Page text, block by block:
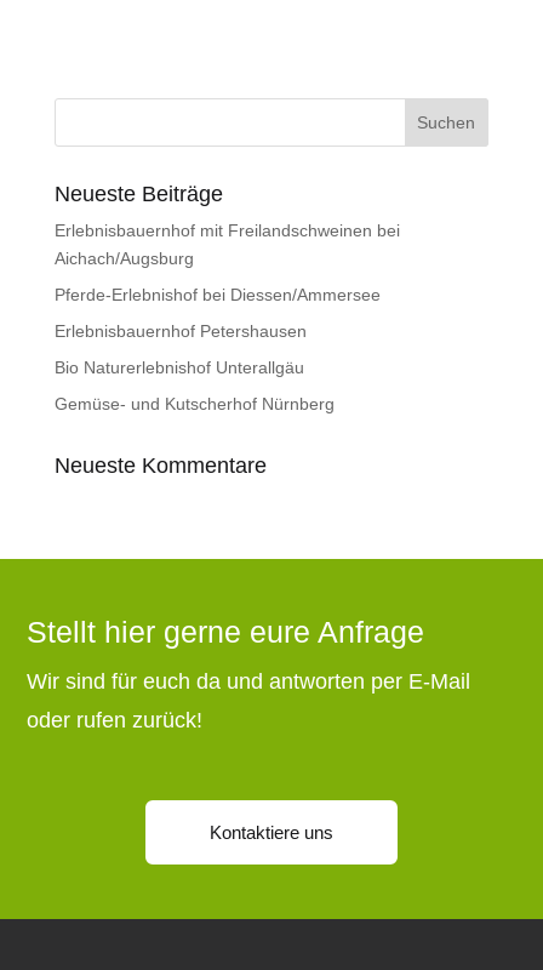
Neueste Beiträge
Erlebnisbauernhof mit Freilandschweinen bei
Aichach/Augsburg
Pferde-Erlebnishof bei Diessen/Ammersee
Erlebnisbauernhof Petershausen
Bio Naturerlebnishof Unterallgäu
Gemüse- und Kutscherhof Nürnberg
Neueste Kommentare
Stellt hier gerne eure Anfrage
Wir sind für euch da und antworten per E-Mail
oder rufen zurück!
Kontaktiere uns